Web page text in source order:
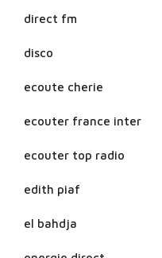
direct fm
disco
ecoute cherie
ecouter france inter
ecouter top radio
edith piaf
el bahdja